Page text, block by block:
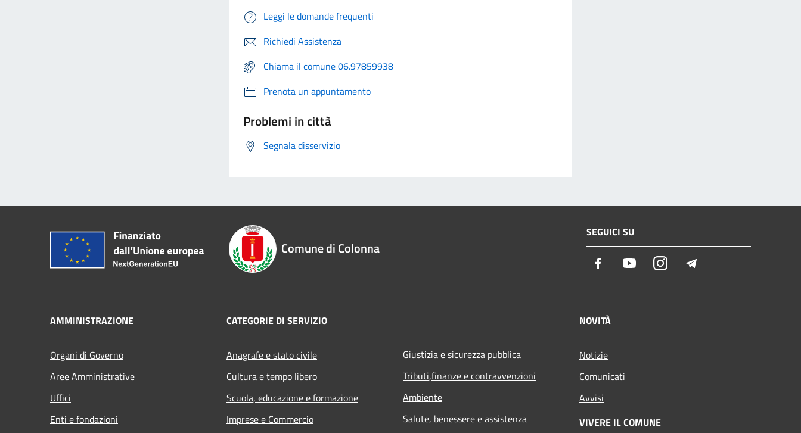
Leggi le domande frequenti
Richiedi Assistenza
Chiama il comune 06.97859938
Prenota un appuntamento
Problemi in città
Segnala disservizio
Comune di Colonna
SEGUICI SU
Facebook YoutubeInstagram
AMMINISTRAZIONE
Organi di Governo
Aree Amministrative
Uffici
Enti e fondazioni
CATEGORIE DI SERVIZIO
Anagrafe e stato civile
Cultura e tempo libero
Scuola, educazione e formazione
Imprese e Commercio
Giustizia e sicurezza pubblica
Tributi,finanze e contravvenzioni
Ambiente
Salute, benessere e assistenza
NOVITÀ
Notizie
Comunicati
Avvisi
VIVERE IL COMUNE